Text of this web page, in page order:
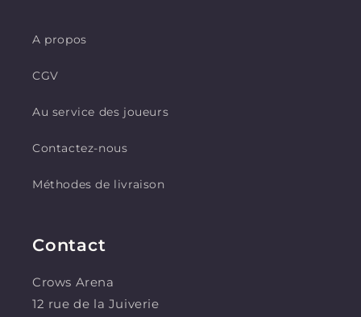
A propos
CGV
Au service des joueurs
Contactez-nous
Méthodes de livraison
Contact
Crows Arena
12 rue de la Juiverie